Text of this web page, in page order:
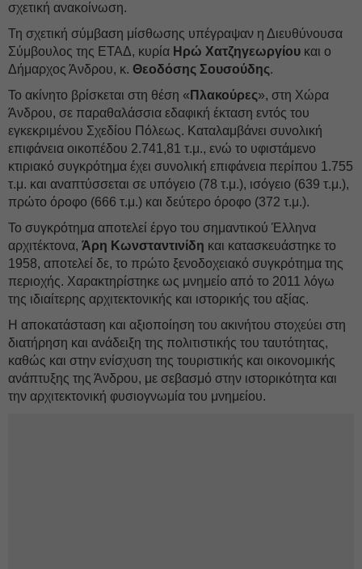
σχετική ανακοίνωση.
Τη σχετική σύμβαση μίσθωσης υπέγραψαν η Διευθύνουσα
Σύμβουλος της ΕΤΑΔ, κυρία Ηρώ Χατζηγεωργίου και ο
Δήμαρχος Άνδρου, κ. Θεοδόσης Σουσούδης.
Το ακίνητο βρίσκεται στη θέση « Πλακούρες», στη Χώρα
Άνδρου, σε παραθαλάσσια εδαφική έκταση εντός του
εγκεκριμένου Σχεδίου Πόλεως. Καταλαμβάνει συνολική
επιφάνεια οικοπέδου 2.741,81 τ.μ., ενώ το υφιστάμενο
κτιριακό συγκρότημα έχει συνολική επιφάνεια περίπου 1.755
τ.μ. και αναπτύσσεται σε υπόγειο (78 τ.μ.), ισόγειο (639 τ.μ.),
πρώτο όροφο (666 τ.μ.) και δεύτερο όροφο (372 τ.μ.).
Το συγκρότημα αποτελεί έργο του σημαντικού Έλληνα
αρχιτέκτονα, Άρη Κωνσταντινίδη και κατασκευάστηκε το
1958, αποτελεί δε, το πρώτο ξενοδοχειακό συγκρότημα της
περιοχής. Χαρακτηρίστηκε ως μνημείο από το 2011 λόγω
της ιδιαίτερης αρχιτεκτονικής και ιστορικής του αξίας.
Η αποκατάσταση και αξιοποίηση του ακινήτου στοχεύει στη
διατήρηση και ανάδειξη της πολιτιστικής του ταυτότητας,
καθώς και στην ενίσχυση της τουριστικής και οικονομικής
ανάπτυξης της Άνδρου, με σεβασμό στην ιστορικότητα και
την αρχιτεκτονική φυσιογνωμία του μνημείου.